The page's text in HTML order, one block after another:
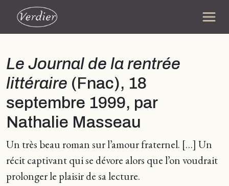
Le Journal de la rentrée
littéraire (Fnac), 18
septembre 1999, par
Nathalie Masseau
Un très beau roman sur l’amour fraternel. […] Un
récit captivant qui se dévore alors que l’on voudrait
prolonger le plaisir de sa lecture.